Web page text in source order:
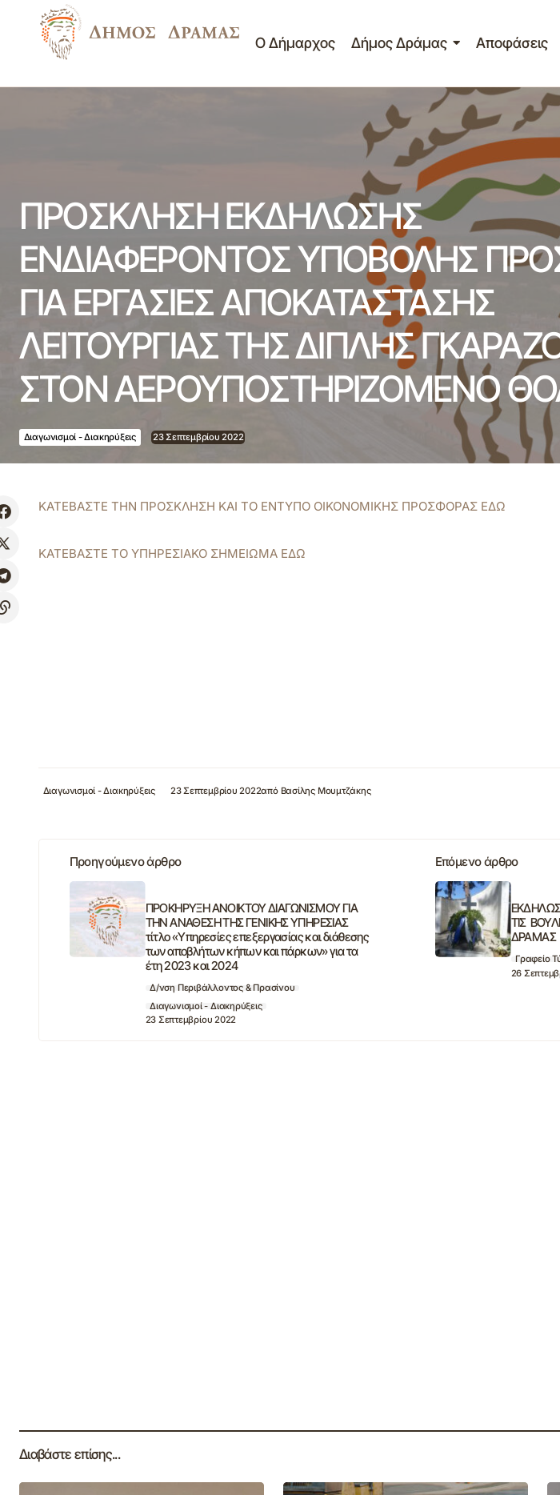
Ο Δήμαρχος Δήμος Δράμας Αποφάσεις
ΠΡΟΣΚΛΗΣΗ ΕΚΔΗΛΩΣΗΣ
ΕΡΓΑΣΙΕΣ ΑΠΟΚΑΤΑΣΤΑΣΗΣ
ΣΤΟΝ ΑΕΡΟΥΠΟΣΤΗΡΙΖΟΜΕΝΟ
ΠΡΟΣΚΛΗΣΗ ΕΚΔΗΛΩΣΗΣ
ΕΝΔΙΑΦΕΡΟΝΤΟΣ ΥΠΟΒΟΛΗΣ
ΓΙΑ ΕΡΓΑΣΙΕΣ ΑΠΟΚΑΤΑΣΤΑΣΗΣ
ΛΕΙΤΟΥΡΓΙΑΣ ΤΗΣ ΔΙΠΛΗΣ
ΣΤΟΝ ΑΕΡΟΥΠΟΣΤΗΡΙΖΟΜΕΝΟ
Διαγωνισμοί - Διακηρύξεις 23 Σεπτεμβρίου 2022
ΚΑΤΕΒΑΣΤΕ ΤΗΝ ΠΡΟΣΚΛΗΣΗ ΚΑΙ ΤΟ ΕΝΤΥΠΟ ΟΙΚΟΝΟΜΙΚΗΣ ΠΡΟΣΦΟΡΑΣ ΕΔΩ
ΚΑΤΕΒΑΣΤΕ ΤΟ ΥΠΗΡΕΣΙΑΚΟ ΣΗΜΕΙΩΜΑ ΕΔΩ
Διαγωνισμοί - Διακηρύξεις 23 Σεπτεμβρίου 2022από Βασίλης Μουμτζάκης
Προηγούμενο άρθρο
ΠΡΟΚΗΡΥΞΗ ΑΝΟΙΚΤΟΥ ΔΙΑΓΩΝΙΣΜΟΥ ΓΙΑ
ΤΗΝ ΑΝΑΘΕΣΗ ΤΗΣ ΓΕΝΙΚΗΣ ΥΠΗΡΕΣΙΑΣ
τίτλο «Υπηρεσίες επεξεργασίας και διάθεσης
των αποβλήτων κήπων και πάρκων» για τα
έτη 2023 και 2024
Δ/νση Περιβάλλοντος & Πρασίνου
Διαγωνισμοί - Διακηρύξεις
23 Σεπτεμβρίου 2022
Επόμενο άρθρο
ΤΙΣ
ΔΡΑΜΑΣ
Γραφείο
26
Διαβάστε επίσης...